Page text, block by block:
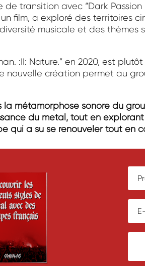
transition avec “Dark
film, a exploré des territoires
musicale et des
:II: Nature.” en 2020, est
nouvelle création permet au
métamorphose sonore du
du metal, tout en
qui a su se renouveler tout